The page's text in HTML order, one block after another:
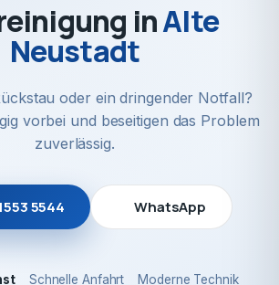
inAlte
Neustadt
oder ein dringender Notfall?
vorbei und beseitigen das Problem
zuverlässig.
5544 WhatsApp
Schnelle Anfahrt
Moderne Technik